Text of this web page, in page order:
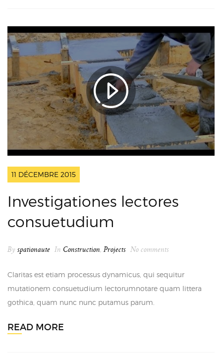
11 DÉCEMBRE 2015
Investigationes lectores
consuetudium
By spationaute In Construction, Projects No comments
Claritas est etiam processus dynamicus, qui sequitur
mutationem consuetudium lectorumnotare quam littera
gothica, quam nunc nunc putamus parum.
READ MORE